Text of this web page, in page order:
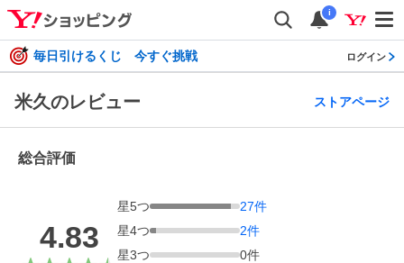
i
毎日引けるくじ 今すぐ挑戦 ログイン
米久のレビュー ストアページ
総合評価
4.83
星5つ 27件
星4つ 2件
星3つ 0件